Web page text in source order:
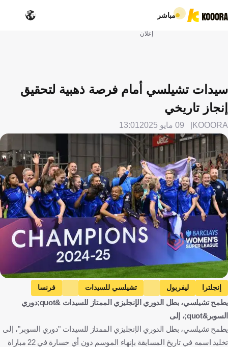
مباشر
إعلان
سيدات تشيلسي أمام فرصة ذهبية لتحقيق
إنجاز تاريخي
KOOORA 09 مايو 2025 13:01
إنجلترا ليفربول تشيلسي للسيدات
فرنسا
كرة قدم
يطمح تشيلسي، بطل الدوري الإنجليزي الممتاز للسيدات &quot;دوري
السوبر&quot;، إلى
يطمح تشيلسي، بطل الدوري الإنجليزي الممتاز للسيدات "دوري السوبر"، إلى
تخليد اسمه في تاريخ المسابقة بإنهاء الموسم دون أي خسارة في 22 مباراة